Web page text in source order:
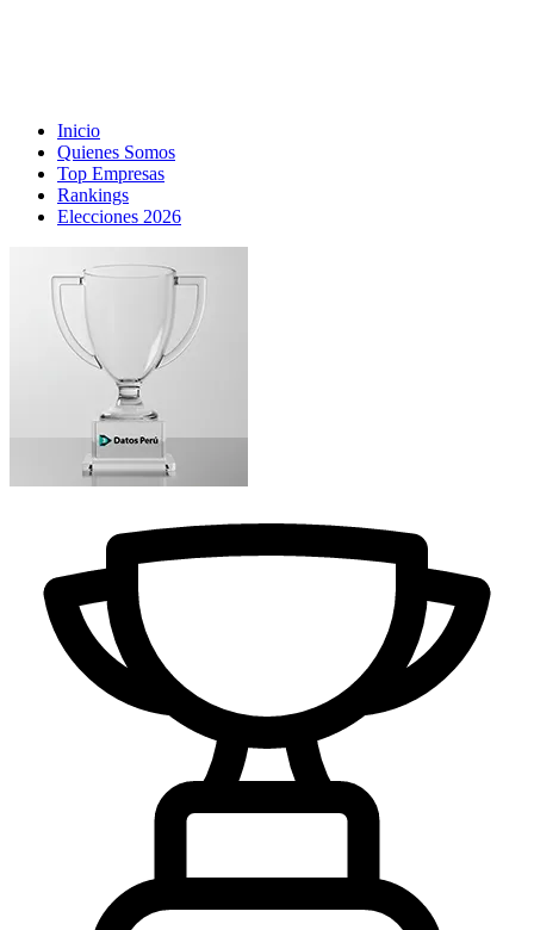
Inicio
Quienes Somos
Top Empresas
Rankings
Elecciones 2026